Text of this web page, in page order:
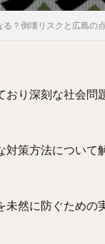
？倒壊リスクと広島の
り深刻な社会問
策方法について
然に防ぐための